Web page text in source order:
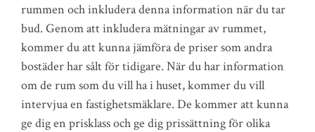
rummen och inkludera denna information när du tar
bud. Genom att inkludera mätningar av rummet,
kommer du att kunna jämföra de priser som andra
bostäder har sålt för tidigare. När du har information
om de rum som du vill ha i huset, kommer du vill
intervjua en fastighetsmäklare. De kommer att kunna
ge dig en prisklass och ge dig prissättning för olika